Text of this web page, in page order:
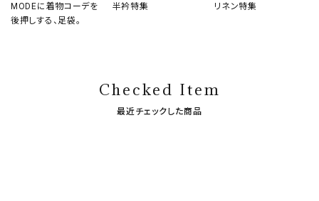
MODEに着物コーデを
後押しする、足袋。
半衿特集 リネン特集
Checked Item
最近チェックした商品